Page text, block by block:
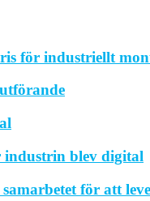
för industriellt
industrin blev digital
för att